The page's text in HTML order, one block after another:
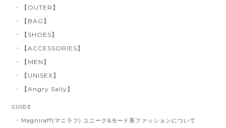
【OUTER】
【BAG】
【SHOES】
【ACCESSORIES】
【MEN】
【UNISEX】
【Angry Sally】
GUIDE
Magniraff(マニラフ) ユニーク&モード系ファッションについて